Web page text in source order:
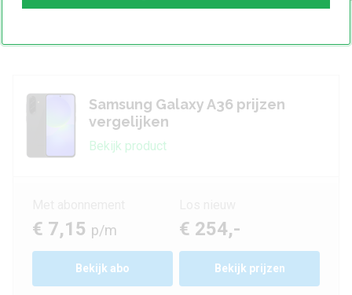
Samsung Galaxy A36 prijzen
vergelijken
Bekijk product
€ 7,15 p/m
Bekijk abo
€ 254,-
Bekijk prijzen